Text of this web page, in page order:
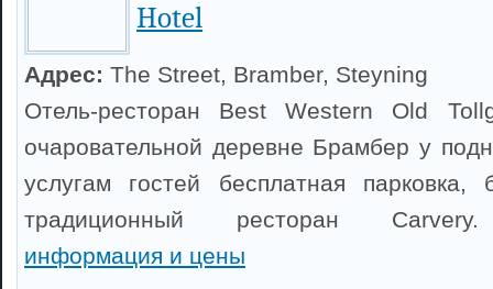
Hotel
Адрес: The Street, Bramber, Steyning
Отель-ресторан Best Western Old
очаровательной деревне Брамбер у
услугам гостей бесплатная
традиционный ресторан
информация и цены